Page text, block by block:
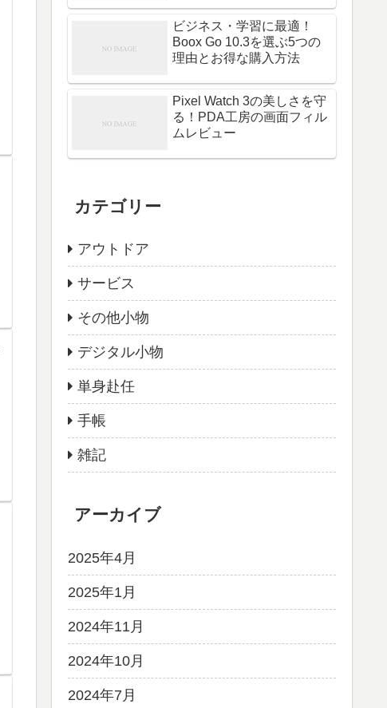
ビジネス・学習に最適！
Boox Go 10.3を選ぶ5つの
理由とお得な購入方法
Pixel Watch 3の美しさを守
る！PDA工房の画面フィル
ムレビュー
カテゴリー
アウトドア
サービス
その他小物
デジタル小物
単身赴任
手帳
雑記
アーカイブ
2025年4月
2025年1月
2024年11月
2024年10月
2024年7月